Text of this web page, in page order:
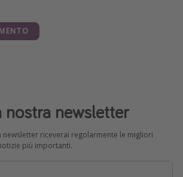
nostra newsletter
newsletter riceverai regolarmente le migliori
più importanti.